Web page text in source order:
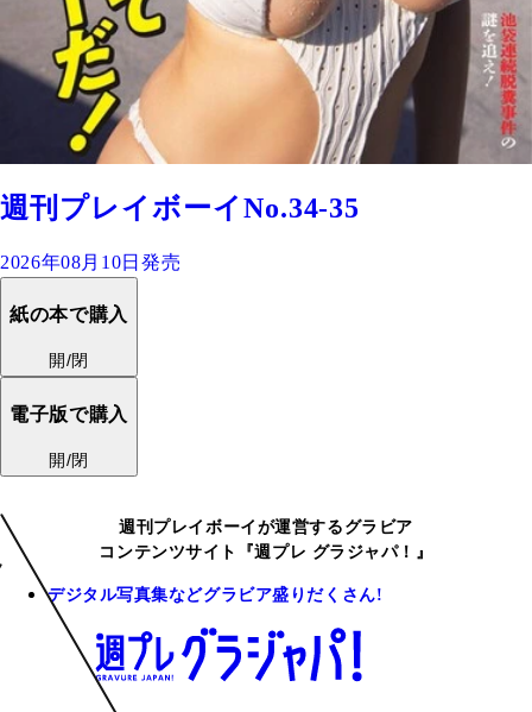
週刊プレイボーイNo.34-35
2026年08月10日発売
紙の本で購入
開/閉
電子版で購入
開/閉
週刊プレイボーイが運営するグラビア
コンテンツサイト『週プレ グラジャパ！』
デジタル写真集などグラビア盛りだくさん!